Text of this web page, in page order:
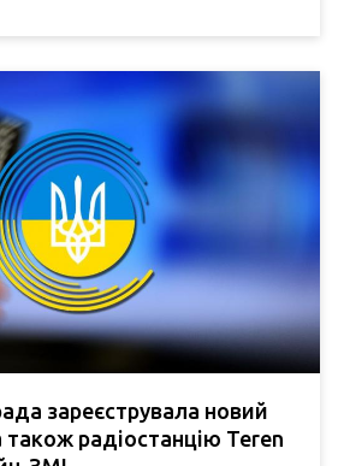
зареєструвала новий
радіостанцію Teren